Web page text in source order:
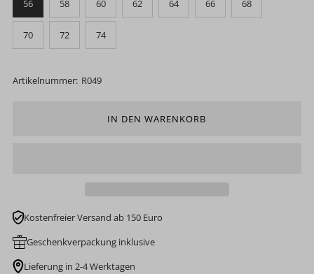
56 58 60 62 64 66 68
70 72 74
Artikelnummer: R049
Kostenfreier Versand ab 150 Euro
Geschenkverpackung inklusive
Lieferung in 2-4 Werktagen